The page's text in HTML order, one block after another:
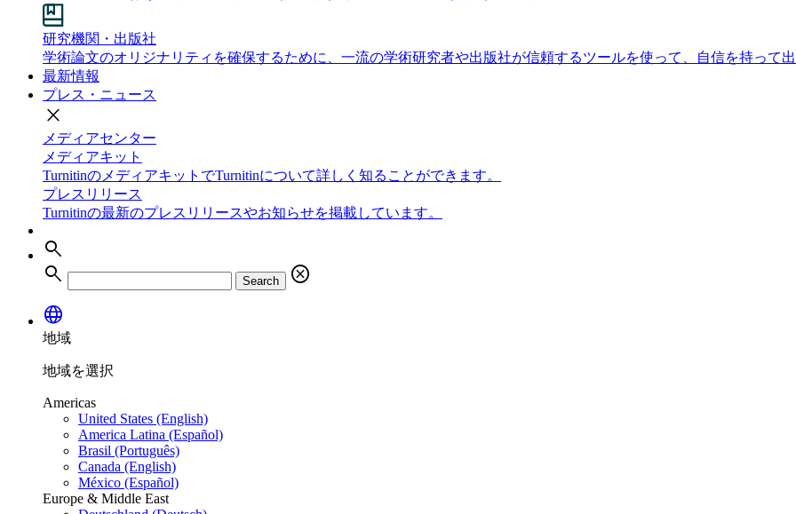
研究機関・出版社
学術論文のオリジナリティを確保するために、一流の学術研究者や出版社が信頼するツールを使って、自信を持って
最新情報
プレス・ニュース
close
メディアセンター
メディアキット
TurnitinのメディアキットでTurnitinについて詳しく知ることができます。
プレスリリース
Turnitinの最新のプレスリリースやお知らせを掲載しています。
search
search
Search
cancel
language
地域
地域を選択
Americas
United States (English)
America Latina (Español)
Brasil (Português)
Canada (English)
México (Español)
Europe & Middle East